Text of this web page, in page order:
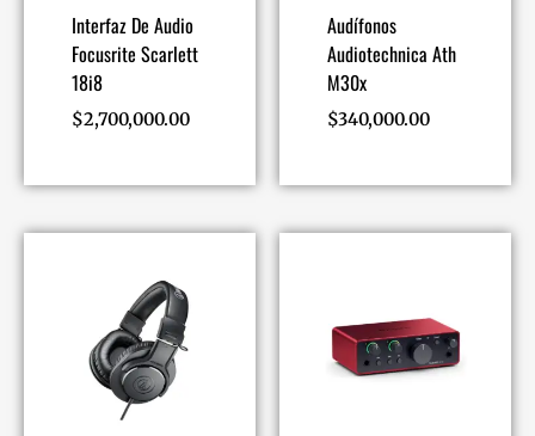
Interfaz De Audio
Focusrite Scarlett
18i8
$2,700,000.00
Audífonos
Audiotechnica Ath
M30x
$340,000.00